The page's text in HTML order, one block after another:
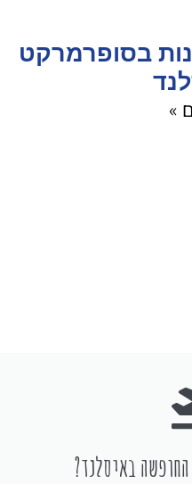
בסופרמרקט
»
באיסלנד?